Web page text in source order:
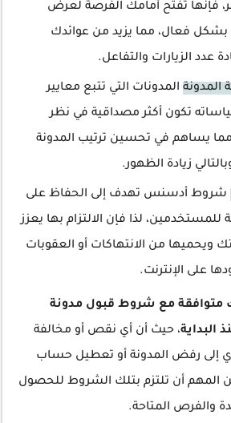
فإنها تفتح أمامك الفرصة لعرض
فعال، مما يزيد من عوائدك
عدد الزيارات والتفاعل.
المدونات التي تتبع معايير
تكون أكثر مصداقية في نظر
يساهم في تحسين ترتيب المدونة
زيادة الظهور.
شروط أدسنس تهدف إلى الحفاظ على
للمستخدمين، لذا فإن الالتزام بها يعزز
من الانتهاكات أو العقوبات
على الإنترنت.
متوافقة مع شروط قبول مدونة
البداية، حيث أن أي نقص أو مخالفة
إلى رفض المدونة أو تعطيل حساب
المهم أن تلتزم بتلك الشروط للحصول
والفرص المتاحة.